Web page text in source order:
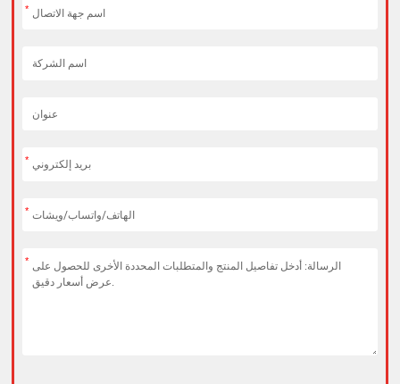
*
*
*
*